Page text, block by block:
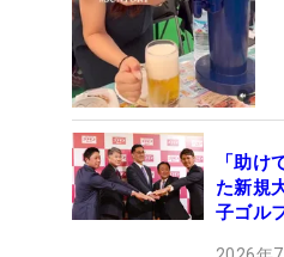
「助け
た新規
子ゴル